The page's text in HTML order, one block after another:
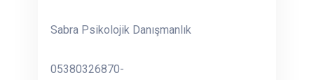
Sabra Psikolojik Danışmanlık
05380326870-